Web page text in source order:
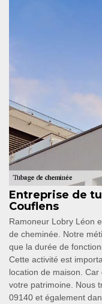
Entreprise de
Couflens
Ramoneur Lobry Léon
de cheminée. Notre
que la durée de
Cette activité est
location de maison. Car
votre patrimoine. Nous
09140 et également